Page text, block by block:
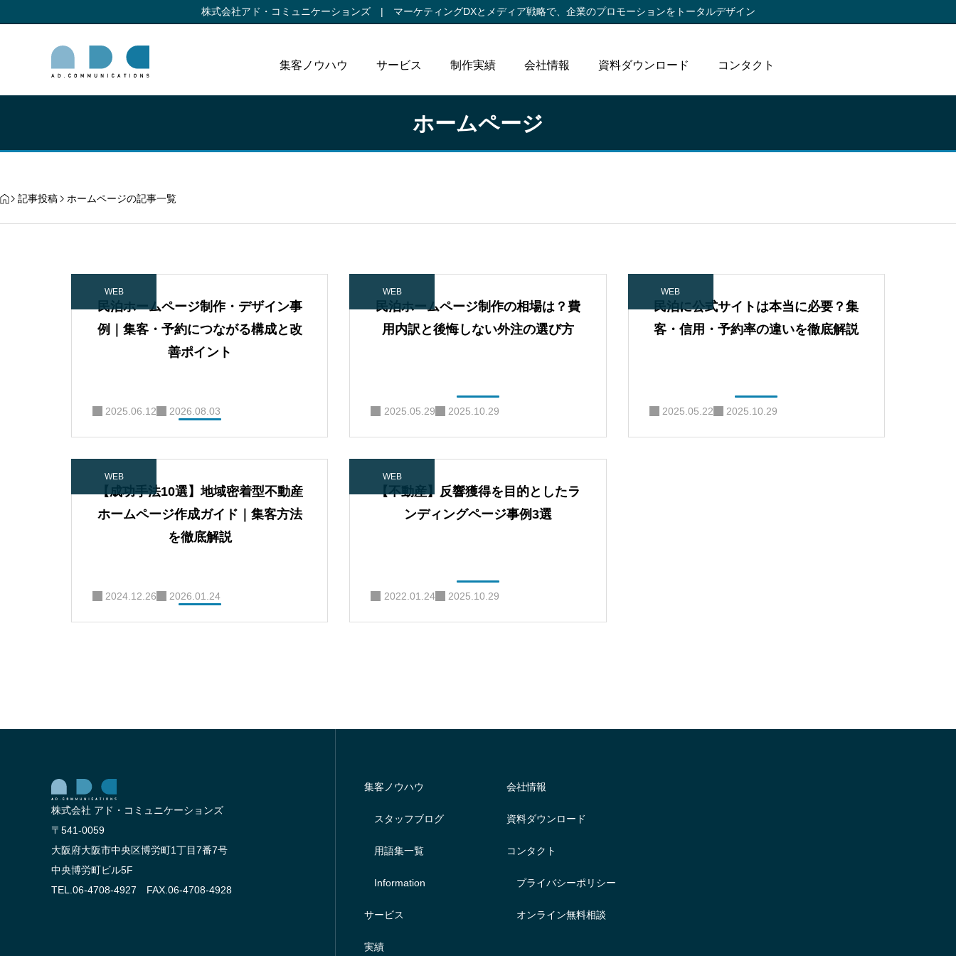
株式会社アド・コミュニケーションズ | マーケティングDXとメディア戦略で、 企業のプロモーションをトータルデザイン
集客ノウハウ サービス 制作実績 会社情報 資料ダウンロード コンタクト
ホームページ
記事投稿 ホームページの記事一覧
WEB
民泊ホームページ制作・デザイン事
例｜集客・予約につながる構成と改
善ポイント
2025.06.12 2026.08.03
WEB
民泊ホームページ制作の相場は？費
用内訳と後悔しない外注の選び方
2025.05.29 2025.10.29
WEB
民泊に公式サイトは本当に必要？集
客・信用・予約率の違いを徹底解説
2025.05.22 2025.10.29
WEB
【成功手法10選】地域密着型不動産
ホームページ作成ガイド｜集客方法
を徹底解説
2024.12.26 2026.01.24
WEB
【不動産】反響獲得を目的としたラ
ンディングページ事例3選
2022.01.24 2025.10.29
株式会社 アド・コミュニケーションズ
〒541-0059
大阪府大阪市中央区博労町1丁目7番7号
中央博労町ビル5F
TEL.06-4708-4927 FAX.06-4708-4928
集客ノウハウ
スタッフブログ
用語集一覧
Information
サービス
実績
会社情報
資料ダウンロード
コンタクト
プライバシーポリシー
オンライン無料相談